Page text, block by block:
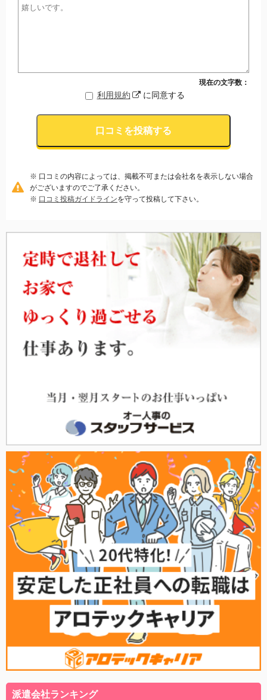
現在の文字数：
利用規約 に同意する
口コミを投稿する
※ 口コミの内容によっては、掲載不可または会社名を表示しない場合
がございますのでご了承ください。
※ 口コミ投稿ガイドラインを守って投稿して下さい。
派遣会社ランキング